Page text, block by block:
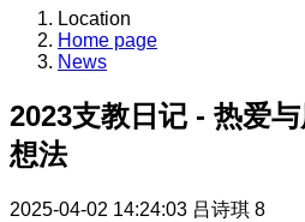
Location
Home page
News
2023支教日记 - 热爱
想法
2025-04-02 14:24:03 吕诗琪 8